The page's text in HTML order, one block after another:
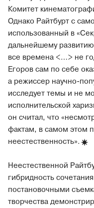
Комитет
Однако Райтбурт с
использованный в
дальнейшему
все времена <…> не
Егоров сам по себе
а режиссер научно-
исследует темы и не
исполнительской
он считал, что
фактам, в самом этом
неестественность».
Неестественной
гибридность
постановочными
творчества